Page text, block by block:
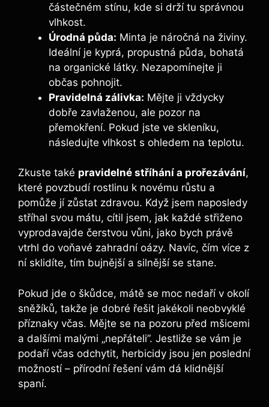
částečném stínu, kde si drží tu správnou
vlhkost.
Úrodná půda: Minta je náročná na živiny.
Ideální je kyprá, propustná půda, bohatá
na organické látky. Nezapomínejte ji
občas pohnojit.
Pravidelná zálivka: Mějte ji vždycky
dobře zavlaženou, ale pozor na
přemokření. Pokud jste ve skleníku,
následujte vlhkost s ohledem na teplotu.
Zkuste také pravidelné stříhání a prořezávání,
které povzbudí rostlinu k novému růstu a
pomůže jí zůstat zdravou. Když jsem naposledy
stříhal svou mátu, cítil jsem, jak každé střiženo
vyprodavajde čerstvou vůni, jako bych právě
vtrhl do voňavé zahradní oázy. Navíc, čím více z
ní sklidíte, tím bujnější a silnější se stane.
Pokud jde o škůdce, mátě se moc nedaří v okolí
sněžíků, takže je dobré řešit jakékoli neobvyklé
příznaky včas. Mějte se na pozoru před mšicemi
a dalšími malými „nepřáteli”. Jestliže se vám je
podaří včas odchytit, herbicidy jsou jen poslední
možností – přírodní řešení vám dá klidnější
spaní.